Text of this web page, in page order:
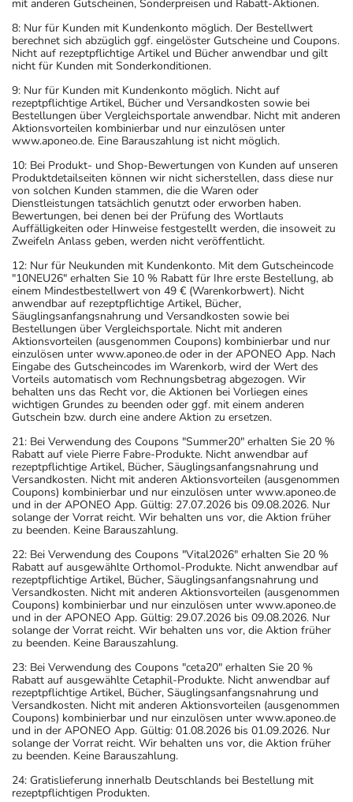
mit anderen Gutscheinen, Sonderpreisen und Rabatt-Aktionen.
8: Nur für Kunden mit Kundenkonto möglich. Der Bestellwert
berechnet sich abzüglich ggf. eingelöster Gutscheine und Coupons.
Nicht auf rezeptpflichtige Artikel und Bücher anwendbar und gilt
nicht für Kunden mit Sonderkonditionen.
9: Nur für Kunden mit Kundenkonto möglich. Nicht auf
rezeptpflichtige Artikel, Bücher und Versandkosten sowie bei
Bestellungen über Vergleichsportale anwendbar. Nicht mit anderen
Aktionsvorteilen kombinierbar und nur einzulösen unter
www.aponeo.de. Eine Barauszahlung ist nicht möglich.
10: Bei Produkt- und Shop-Bewertungen von Kunden auf unseren
Produktdetailseiten können wir nicht sicherstellen, dass diese nur
von solchen Kunden stammen, die die Waren oder
Dienstleistungen tatsächlich genutzt oder erworben haben.
Bewertungen, bei denen bei der Prüfung des Wortlauts
Auffälligkeiten oder Hinweise festgestellt werden, die insoweit zu
Zweifeln Anlass geben, werden nicht veröffentlicht.
12: Nur für Neukunden mit Kundenkonto. Mit dem Gutscheincode
"10NEU26" erhalten Sie 10 % Rabatt für Ihre erste Bestellung, ab
einem Mindestbestellwert von 49 € (Warenkorbwert). Nicht
anwendbar auf rezeptpflichtige Artikel, Bücher,
Säuglingsanfangsnahrung und Versandkosten sowie bei
Bestellungen über Vergleichsportale. Nicht mit anderen
Aktionsvorteilen (ausgenommen Coupons) kombinierbar und nur
einzulösen unter www.aponeo.de oder in der APONEO App. Nach
Eingabe des Gutscheincodes im Warenkorb, wird der Wert des
Vorteils automatisch vom Rechnungsbetrag abgezogen. Wir
behalten uns das Recht vor, die Aktionen bei Vorliegen eines
wichtigen Grundes zu beenden oder ggf. mit einem anderen
Gutschein bzw. durch eine andere Aktion zu ersetzen.
21: Bei Verwendung des Coupons "Summer20" erhalten Sie 20 %
Rabatt auf viele Pierre Fabre-Produkte. Nicht anwendbar auf
rezeptpflichtige Artikel, Bücher, Säuglingsanfangsnahrung und
Versandkosten. Nicht mit anderen Aktionsvorteilen (ausgenommen
Coupons) kombinierbar und nur einzulösen unter www.aponeo.de
und in der APONEO App. Gültig: 27.07.2026 bis 09.08.2026. Nur
solange der Vorrat reicht. Wir behalten uns vor, die Aktion früher
zu beenden. Keine Barauszahlung.
22: Bei Verwendung des Coupons "Vital2026" erhalten Sie 20 %
Rabatt auf ausgewählte Orthomol-Produkte. Nicht anwendbar auf
rezeptpflichtige Artikel, Bücher, Säuglingsanfangsnahrung und
Versandkosten. Nicht mit anderen Aktionsvorteilen (ausgenommen
Coupons) kombinierbar und nur einzulösen unter www.aponeo.de
und in der APONEO App. Gültig: 29.07.2026 bis 09.08.2026. Nur
solange der Vorrat reicht. Wir behalten uns vor, die Aktion früher
zu beenden. Keine Barauszahlung.
23: Bei Verwendung des Coupons "ceta20" erhalten Sie 20 %
Rabatt auf ausgewählte Cetaphil-Produkte. Nicht anwendbar auf
rezeptpflichtige Artikel, Bücher, Säuglingsanfangsnahrung und
Versandkosten. Nicht mit anderen Aktionsvorteilen (ausgenommen
Coupons) kombinierbar und nur einzulösen unter www.aponeo.de
und in der APONEO App. Gültig: 01.08.2026 bis 01.09.2026. Nur
solange der Vorrat reicht. Wir behalten uns vor, die Aktion früher
zu beenden. Keine Barauszahlung.
24: Gratislieferung innerhalb Deutschlands bei Bestellung mit
rezeptpflichtigen Produkten.